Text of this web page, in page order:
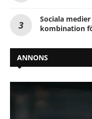
Sociala
kombination
ANNONS